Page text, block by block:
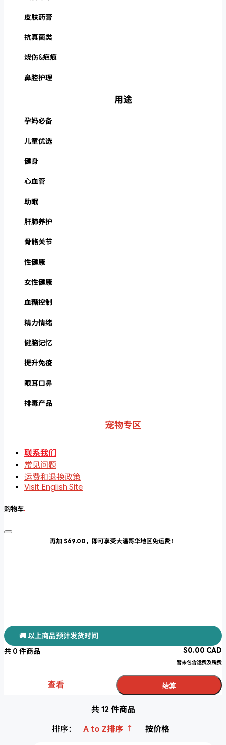
皮肤药膏
抗真菌类
烧伤&疤痕
鼻腔护理
用途
孕妈必备
儿童优选
健身
心血管
助眠
肝肺养护
骨骼关节
性健康
女性健康
血糖控制
精力情绪
健脑记忆
提升免疫
眼耳口鼻
排毒产品
宠物专区
联系我们
常见问题
运费和退换政策
Visit English Site
购物车.
再加 $69.00，即可享受大温哥华地区免运费！
🚚 以上商品预计发货时间
共 0 件商品 $0.00 CAD
暂未包含运费及税费
查看 结算
共 12 件商品
排序：
A to Z排序 ↑ 按价格